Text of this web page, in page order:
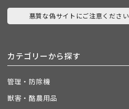
悪質な偽サイトにご注意ください
カテゴリーから探す
管理・防除機
獣害・酪農用品